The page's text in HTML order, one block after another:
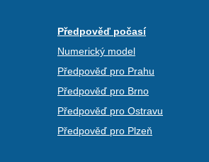
Předpověď počasí
Numerický model
Předpověď pro Prahu
Předpověď pro Brno
Předpověď pro Ostravu
Předpověď pro Plzeň